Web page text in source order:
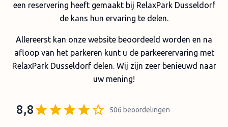
een reservering heeft gemaakt bij RelaxPark Dusseldorf
de kans hun ervaring te delen.
Allereerst kan onze website beoordeeld worden en na
afloop van het parkeren kunt u de parkeerervaring met
RelaxPark Dusseldorf delen. Wij zijn zeer benieuwd naar
uw mening!
8,8 506 beoordelingen